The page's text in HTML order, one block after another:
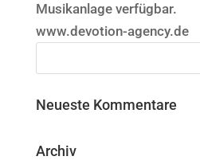
Musikanlage verfügbar.
www.devotion-agency.de
Neueste Kommentare
Archiv